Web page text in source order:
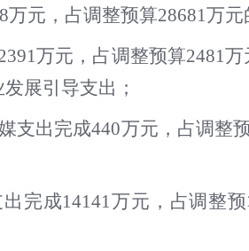
万元，占调整预算28681万
万元，占调整预算2481
展引导支出；
支出完成440万元，占调
出完成14141万元，占调整